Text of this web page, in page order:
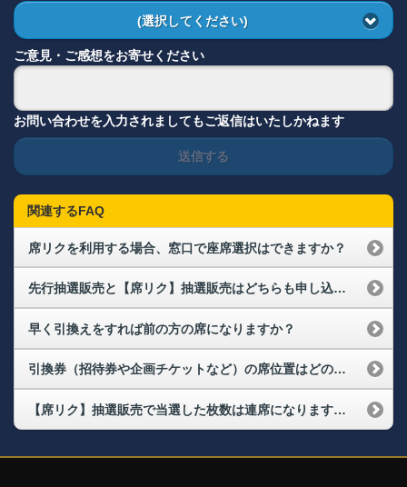
(選択してください)
ご意見・ご感想をお寄せください
お問い合わせを入力されましてもご返信はいたしかねます
送信する
関連するFAQ
席リクを利用する場合、窓口で座席選択はできますか？
先行抽選販売と【席リク】抽選販売はどちらも申し込めますか？
早く引換えをすれば前の方の席になりますか？
引換券（招待券や企画チケットなど）の席位置はどのように決まりますか？連席で取ることはできますか？
【席リク】抽選販売で当選した枚数は連席になりますか？